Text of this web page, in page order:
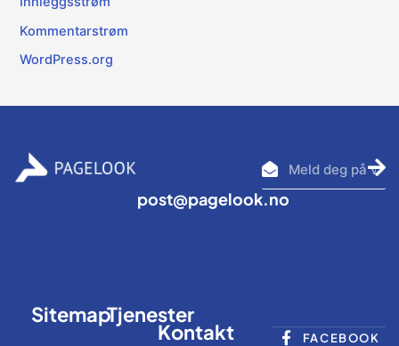
Kommentarstrøm
WordPress.org
post@pagelook.no
inn
Kontakt
SitemapTjenester
FACEBOOK